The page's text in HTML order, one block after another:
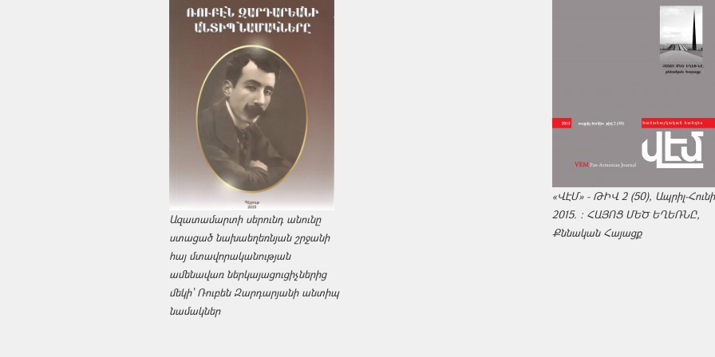
Ազատամարտի սերունդ անունը
ստացած նախաեղեռնյան շրջանի
հայ մտավորականության
ամենավառ ներկայացուցիչներից
մեկի՝ Ռուբեն Զարդարյանի անտիպ
նամակներ
«ՎԷՄ» - ԹԻՎ 2 (50), Ապրիլ-
2015. : ՀԱՅՈՑ ՄԵԾ ԵՂԵՌՆԸ,
Քննական Հայացք